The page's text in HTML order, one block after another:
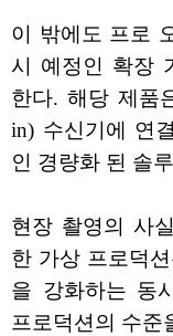
이 밖에도 프로
시 예정인 확장
한다. 해당 제품
in) 수신기에 연
인 경량화 된 솔
현장 촬영의 사
한 가상 프로덕
을 강화하는 동
프로덕션의 수준